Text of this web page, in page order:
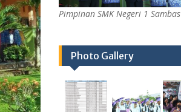
Pimpinan SMK Negeri 1 Sambas
Photo Gallery